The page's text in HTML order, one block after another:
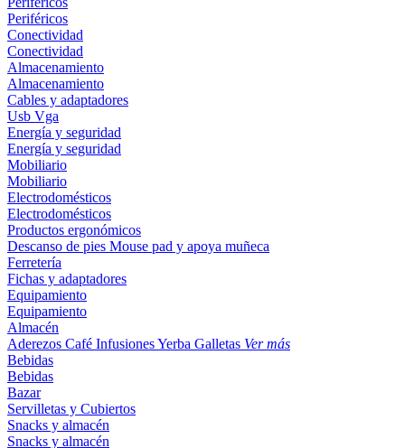
Periféricos
Conectividad
Conectividad
Almacenamiento
Almacenamiento
Cables y adaptadores
Usb Vga
Energía y seguridad
Energía y seguridad
Mobiliario
Mobiliario
Electrodomésticos
Electrodomésticos
Productos ergonómicos
Descanso de pies Mouse pad y apoya muñeca
Ferretería
Fichas y adaptadores
Equipamiento
Equipamiento
Almacén
Aderezos Café InfusionesYerba Galletas Ver más
Bebidas
Bebidas
Bazar
Servilletas y Cubiertos
Snacks y almacén
Snacks y almacén